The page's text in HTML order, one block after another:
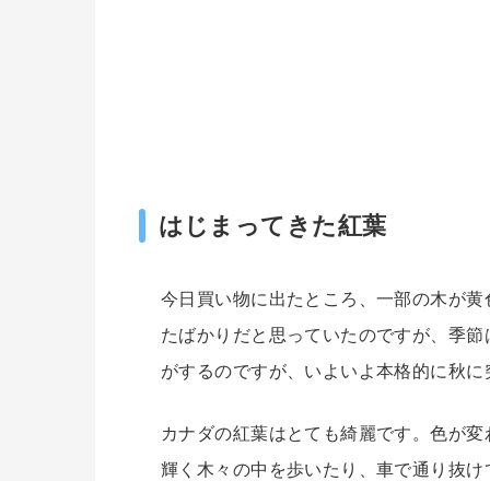
はじまってきた紅葉
今日買い物に出たところ、一部の木が
たばかりだと思っていたのですが、季
がするのですが、いよいよ本格的に秋に
カナダの紅葉はとても綺麗です。色が
輝く木々の中を歩いたり、車で通り抜